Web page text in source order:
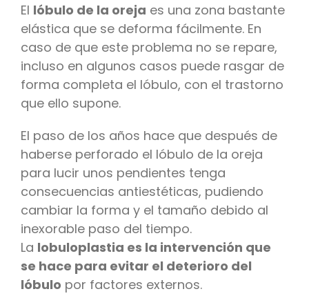
El lóbulo de la oreja es una zona bastante
elástica que se deforma fácilmente. En
caso de que este problema no se repare,
incluso en algunos casos puede rasgar de
forma completa el lóbulo, con el trastorno
que ello supone.
El paso de los años hace que después de
haberse perforado el lóbulo de la oreja
para lucir unos pendientes tenga
consecuencias antiestéticas, pudiendo
cambiar la forma y el tamaño debido al
inexorable paso del tiempo.
La lobuloplastia es la intervención que
se hace para evitar el deterioro del
lóbulo por factores externos.